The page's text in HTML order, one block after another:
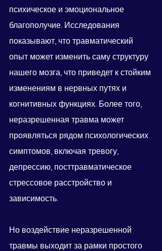
психическое и эмоциональное
благополучие. Исследования
показывают, что травматический
опыт может изменить саму структуру
нашего мозга, что приведет к стойким
изменениям в нервных путях и
когнитивных функциях. Более того,
неразрешенная травма может
проявляться рядом психологических
симптомов, включая тревогу,
депрессию, посттравматическое
стрессовое расстройство и
зависимость.
Но воздействие неразрешенной
травмы выходит за рамки простого